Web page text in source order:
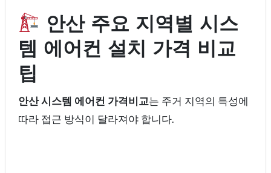
안산 주요 지역별 시스
템 에어컨 설치 가격 비교
팁
안산 시스템 에어컨 가격비교는 주거 지역의 특성에
따라 접근 방식이 달라져야 합니다.